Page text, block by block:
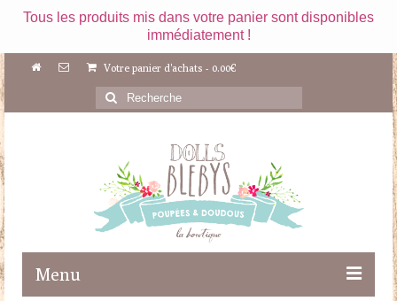
Tous les produits mis dans votre panier sont disponibles
immédiatement !
Votre panier d'achats - 0.00€
Rechercher
:
Menu